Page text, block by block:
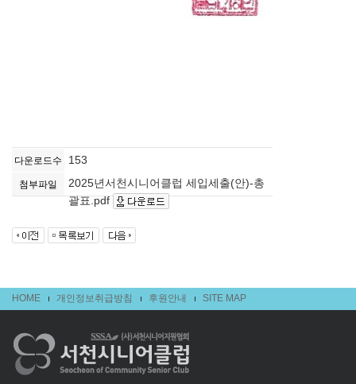
다운로드수 153
첨부파일
2025년서천시니어클럽 세입세출(안)-총
괄표.pdf
HOME 개인정보취급방침 후원안내 SITE MAP